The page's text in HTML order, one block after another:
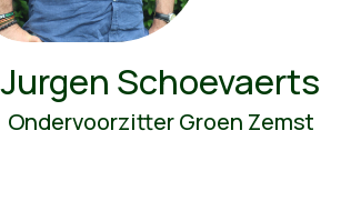
Jurgen Schoevaerts
Ondervoorzitter Groen Zemst